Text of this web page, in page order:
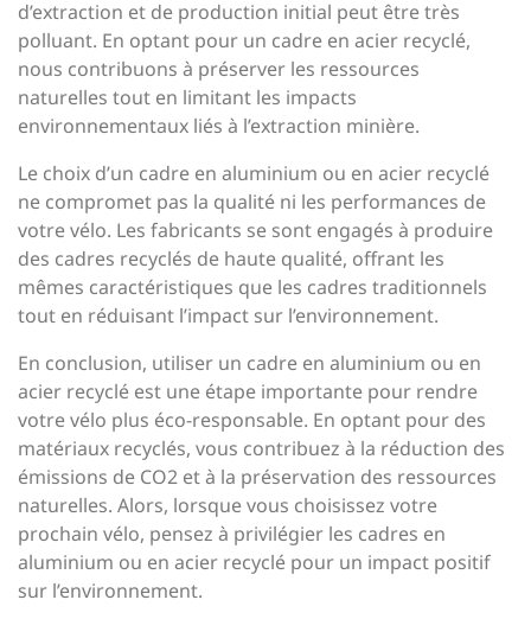
d’extraction et de production initial peut être très
polluant. En optant pour un cadre en acier recyclé,
nous contribuons à préserver les ressources
naturelles tout en limitant les impacts
environnementaux liés à l’extraction minière.
Le choix d’un cadre en aluminium ou en acier recyclé
ne compromet pas la qualité ni les performances de
votre vélo. Les fabricants se sont engagés à produire
des cadres recyclés de haute qualité, offrant les
mêmes caractéristiques que les cadres traditionnels
tout en réduisant l’impact sur l’environnement.
En conclusion, utiliser un cadre en aluminium ou en
acier recyclé est une étape importante pour rendre
votre vélo plus éco-responsable. En optant pour des
matériaux recyclés, vous contribuez à la réduction des
émissions de CO2 et à la préservation des ressources
naturelles. Alors, lorsque vous choisissez votre
prochain vélo, pensez à privilégier les cadres en
aluminium ou en acier recyclé pour un impact positif
sur l’environnement.